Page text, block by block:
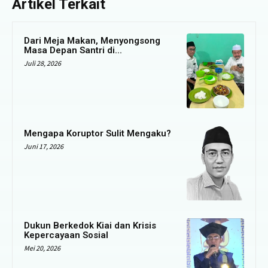
Artikel Terkait
Dari Meja Makan, Menyongsong
Masa Depan Santri di...
Juli 28, 2026
Mengapa Koruptor Sulit Mengaku?
Juni 17, 2026
Dukun Berkedok Kiai dan Krisis
Kepercayaan Sosial
Mei 20, 2026